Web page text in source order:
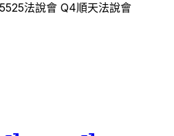
5525法說會 Q4順天法說會